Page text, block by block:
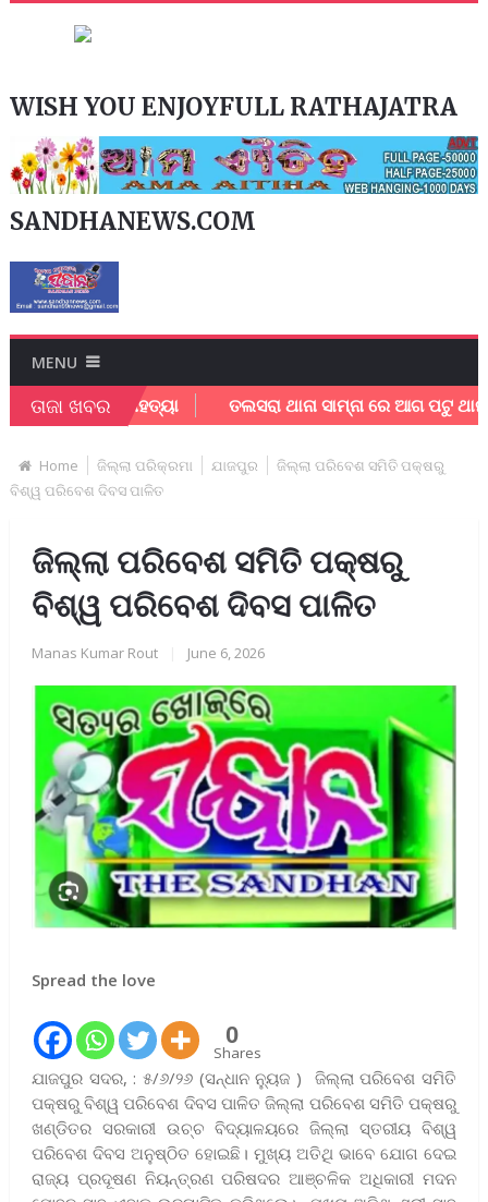
WISH YOU ENJOYFULL RATHAJATRA
SANDHANEWS.COM
MENU
ତାଜା ଖବର
ଙ୍କ ଆତ୍ମହତ୍ୟା ତଲସରା ଥାନା ସାମ୍ନା ରେ ଆଗ ପଟୁ ଥାନା
Home ଜିଲ୍ଲା ପରିକ୍ରମା ଯାଜପୁର
ଜିଲ୍ଲା ପରିବେଶ ସମିତି ପକ୍ଷରୁ
ବିଶ୍ୱ ପରିବେଶ ଦିବସ ପାଳିତ
ଜିଲ୍ଲା ପରିବେଶ ସମିତି ପକ୍ଷରୁ
ବିଶ୍ୱ ପରିବେଶ ଦିବସ ପାଳିତ
Manas Kumar Rout June 6, 2026
Spread the love
0
Shares
ଯାଜପୁର ସଦର, : ୫/୬/୨୬ (ସନ୍ଧାନ ନ୍ୟୁଜ ) ଜିଲ୍ଲା ପରିବେଶ ସମିତି
ପକ୍ଷରୁ ବିଶ୍ୱ ପରିବେଶ ଦିବସ ପାଳିତ ଜିଲ୍ଲା ପରିବେଶ ସମିତି ପକ୍ଷରୁ
ଖଣ୍ଡିତର ସରକାରୀ ଉଚ୍ଚ ବିଦ୍ୟାଳୟରେ ଜିଲ୍ଲା ସ୍ତରୀୟ ବିଶ୍ୱ
ପରିବେଶ ଦିବସ ଅନୁଷ୍ଠିତ ହୋଇଛି। ମୁଖ୍ୟ ଅତିଥି ଭାବେ ଯୋଗ ଦେଇ
ରାଜ୍ୟ ପ୍ରଦୂଷଣ ନିୟନ୍ତ୍ରଣ ପରିଷଦର ଆଞ୍ଚଳିକ ଅଧିକାରୀ ମଦନ